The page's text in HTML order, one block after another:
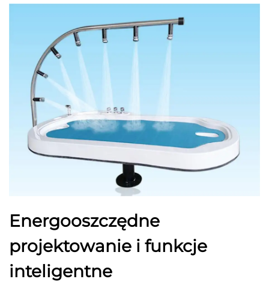
Energooszczędne
projektowanie i funkcje
inteligentne